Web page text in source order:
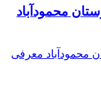
محمودآباد